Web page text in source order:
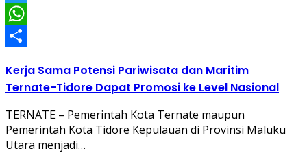
Twitter
WhatsApp
Kerja Sama Potensi Pariwisata dan Maritim
Ternate-Tidore Dapat Promosi ke Level Nasional
TERNATE – Pemerintah Kota Ternate maupun
Pemerintah Kota Tidore Kepulauan di Provinsi Maluku
Utara menjadi…